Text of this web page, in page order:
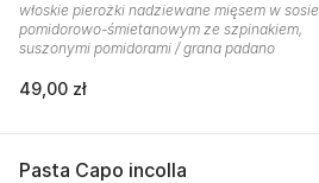
włoskie pierożki nadziewane mięsem w sosie
pomidorowo-śmietanowym ze szpinakiem,
suszonymi pomidorami / grana padano
49,00 zł
Pasta Capo incolla